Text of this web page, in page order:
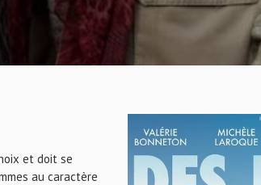
et doit se
au caractère